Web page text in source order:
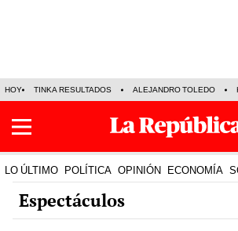
HOY TINKA RESULTADOS ALEJANDRO TOLEDO
LO ÚLTIMO POLÍTICA OPINIÓN ECONOMÍA
Espectáculos